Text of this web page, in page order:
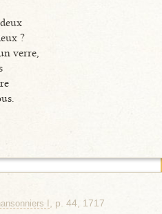
?
verre,
I , p. 44, 1717